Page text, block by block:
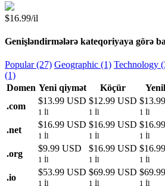
$16.99/il
Genişləndirmələrə kateqoriyaya görə
Popular (27) Geographic (1) Technology
(1)
Domen Yeni qiymət Köçür
.com
$13.99 USD
1 İl
$12.99 USD
1 İl 1 İl
.net
$16.99 USD
1 İl
$16.99 USD
1 İl 1 İl
.org
$9.99 USD
1 İl
$16.99 USD
1 İl 1 İl
.io
$53.99 USD
1 İl
$69.99 USD
1 İl 1 İl